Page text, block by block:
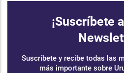
¡Suscríbete
Suscríbete y recibe todas las
más importante sobre